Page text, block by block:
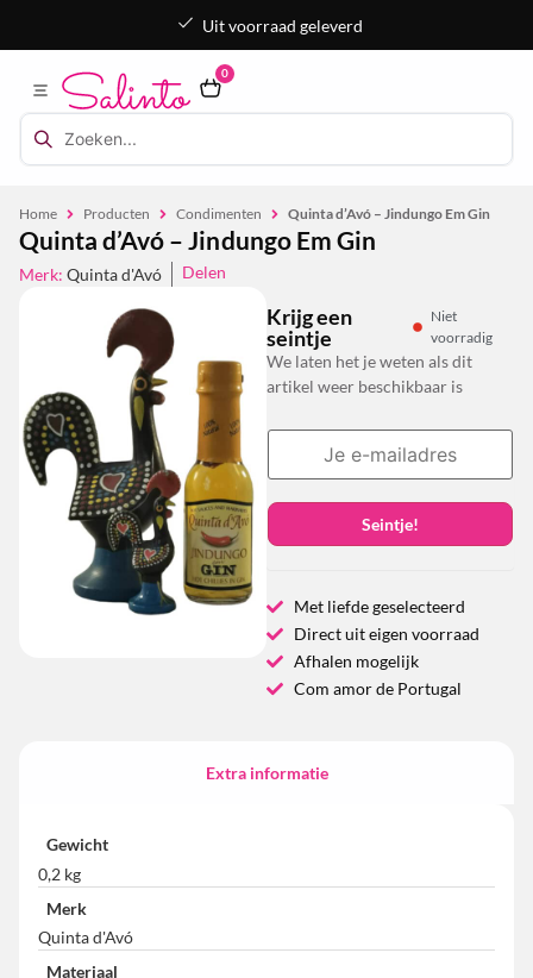
Uit voorraad geleverd
0
Home Producten Condimenten Quinta d’Avó – Jindungo Em Gin
Quinta d’Avó – Jindungo Em Gin
Merk: Quinta d'Avó Delen
Krijg een
seintje
Niet
voorradig
We laten het je weten als dit
artikel weer beschikbaar is
Seintje!
Met liefde geselecteerd
Direct uit eigen voorraad
Afhalen mogelijk
Com amor de Portugal
Extra informatie
Gewicht
0,2 kg
Merk
Quinta d'Avó
Materiaal